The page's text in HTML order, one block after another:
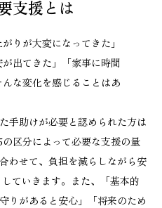
支援とは
りが大変になってきた」
が出てきた」「家事に時間
な変化を感じることはあ
手助けが必要と認められた方は
の区分によって必要な支援の量
わせて、負担を減らしながら安
ていきます。また、「基本的
りがあると安心」「将来のため